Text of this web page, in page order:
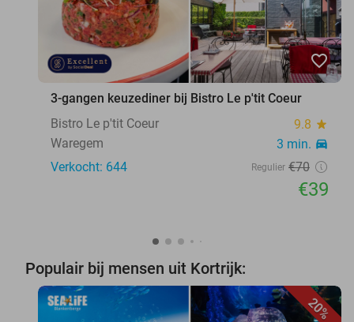
favorite_border
3-gangen keuzediner bij Bistro Le p'tit Coeur
Bistro Le p'tit Coeur
9.8 star
Waregem 3 min. directions_car
Verkocht: 644 Regulier €70
€39
Populair bij mensen uit Kortrijk:
20%